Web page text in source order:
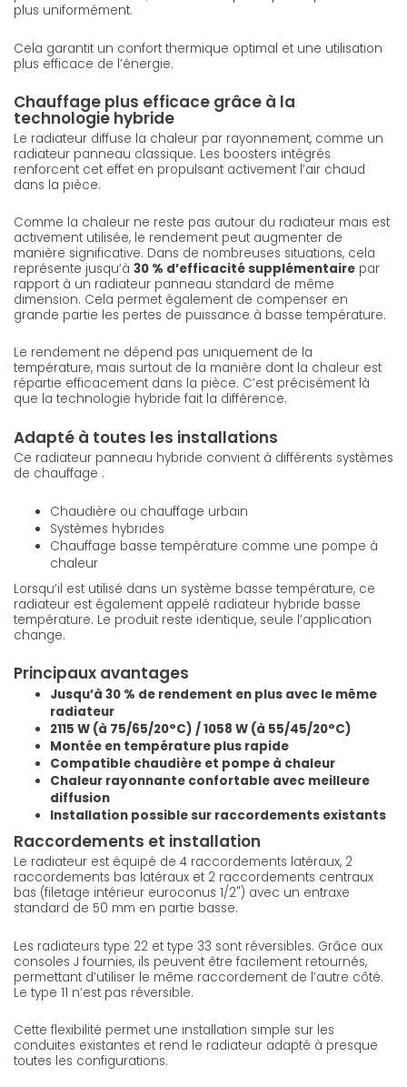
plus uniformément.
Cela garantit un confort thermique optimal et une utilisation
plus efficace de l’énergie.
Chauffage plus efficace grâce à la
technologie hybride
Le radiateur diffuse la chaleur par rayonnement, comme un
radiateur panneau classique. Les boosters intégrés
renforcent cet effet en propulsant activement l’air chaud
dans la pièce.
Comme la chaleur ne reste pas autour du radiateur mais est
activement utilisée, le rendement peut augmenter de
manière significative. Dans de nombreuses situations, cela
représente jusqu’à 30 % d’efficacité supplémentaire par
rapport à un radiateur panneau standard de même
dimension. Cela permet également de compenser en
grande partie les pertes de puissance à basse température.
Le rendement ne dépend pas uniquement de la
température, mais surtout de la manière dont la chaleur est
répartie efficacement dans la pièce. C’est précisément là
que la technologie hybride fait la différence.
Adapté à toutes les installations
Ce radiateur panneau hybride convient à différents systèmes
de chauffage :
Chaudière ou chauffage urbain
Systèmes hybrides
Chauffage basse température comme une pompe à
chaleur
Lorsqu’il est utilisé dans un système basse température, ce
radiateur est également appelé radiateur hybride basse
température. Le produit reste identique, seule l’application
change.
Principaux avantages
Jusqu’à 30 % de rendement en plus avec le même
radiateur
2115 W (à 75/65/20°C) / 1058 W (à 55/45/20°C)
Montée en température plus rapide
Compatible chaudière et pompe à chaleur
Chaleur rayonnante confortable avec meilleure
diffusion
Installation possible sur raccordements existants
Raccordements et installation
Le radiateur est équipé de 4 raccordements latéraux, 2
raccordements bas latéraux et 2 raccordements centraux
bas (filetage intérieur euroconus 1/2") avec un entraxe
standard de 50 mm en partie basse.
Les radiateurs type 22 et type 33 sont réversibles. Grâce aux
consoles J fournies, ils peuvent être facilement retournés,
permettant d’utiliser le même raccordement de l’autre côté.
Le type 11 n’est pas réversible.
Cette flexibilité permet une installation simple sur les
conduites existantes et rend le radiateur adapté à presque
toutes les configurations.